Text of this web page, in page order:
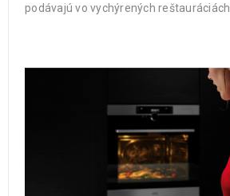
podávajú vo vychýrených reštauráciách.